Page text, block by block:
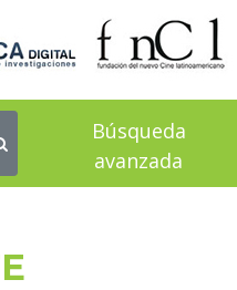
Búsqueda
avanzada